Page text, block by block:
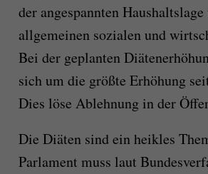
der angespannten
allgemeinen sozialen und
Bei der geplanten
sich um die größte Erhöhung
Dies löse Ablehnung in der
Die Diäten sind ein heikles
Parlament muss laut